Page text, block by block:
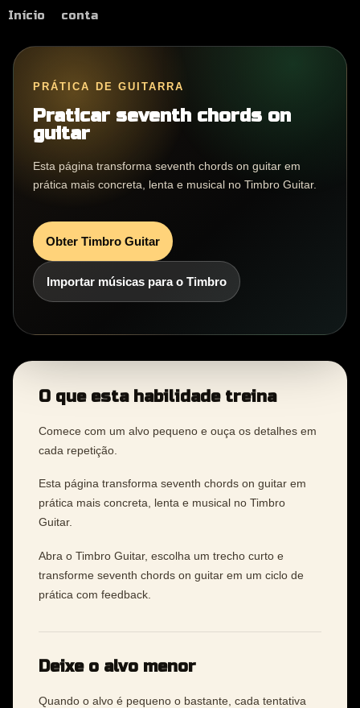
Início conta
PRÁTICA DE GUITARRA
Praticar seventh chords on
guitar
Esta página transforma seventh chords on guitar em
prática mais concreta, lenta e musical no Timbro Guitar.
Obter Timbro Guitar
Importar músicas para o Timbro
O que esta habilidade treina
Comece com um alvo pequeno e ouça os detalhes em
cada repetição.
Esta página transforma seventh chords on guitar em
prática mais concreta, lenta e musical no Timbro
Guitar.
Abra o Timbro Guitar, escolha um trecho curto e
transforme seventh chords on guitar em um ciclo de
prática com feedback.
Deixe o alvo menor
Quando o alvo é pequeno o bastante, cada tentativa